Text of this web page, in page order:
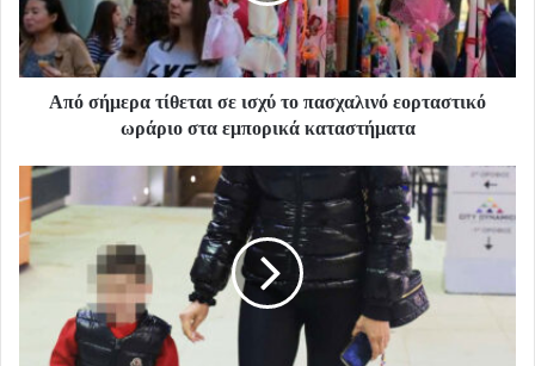
Από σήμερα τίθεται σε ισχύ το πασχαλινό εορταστικό
ωράριο στα εμπορικά καταστήματα